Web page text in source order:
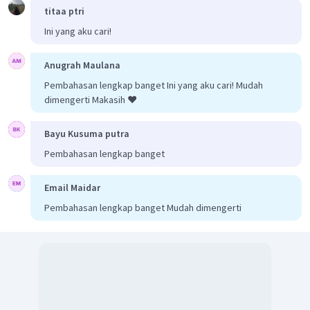
titaa ptri
Ini yang aku cari!
Anugrah Maulana
Pembahasan lengkap banget Ini yang aku cari! Mudah
dimengerti Makasih ❤️
Bayu Kusuma putra
Pembahasan lengkap banget
Email Maidar
Pembahasan lengkap banget Mudah dimengerti